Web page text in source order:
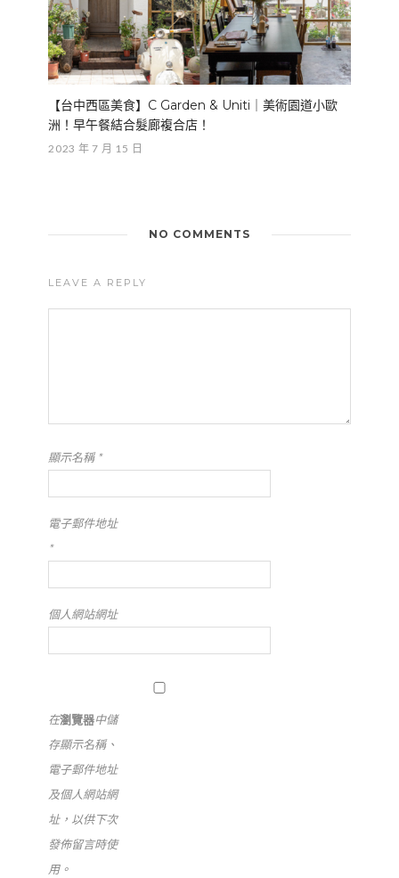
【台中西區美食】C Garden & Uniti｜美術園道小歐
洲！早午餐結合髮廊複合店！
2023 年 7 月 15 日
NO COMMENTS
LEAVE A REPLY
顯示名稱*
電子郵件地址
*
個人網站網址
在瀏覽器中儲
存顯示名稱、
電子郵件地址
及個人網站網
址，以供下次
發佈留言時使
用。